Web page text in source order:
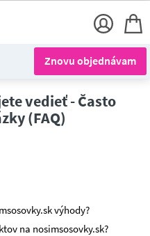
Znovu objednávam
(FAQ)
výhody?
na nosimsosovky.sk?